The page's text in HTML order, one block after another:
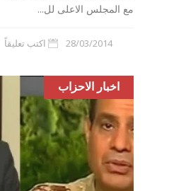
مع المجلس الاعلى لل...
28/03/2014 اكتب تعليقاً
اخبار الاحزاب